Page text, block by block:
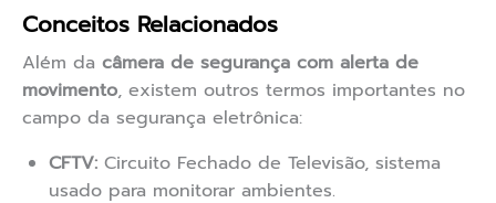
Conceitos Relacionados
Além da câmera de segurança com alerta de
movimento, existem outros termos importantes no
campo da segurança eletrônica:
CFTV: Circuito Fechado de Televisão, sistema
usado para monitorar ambientes.